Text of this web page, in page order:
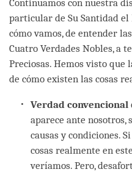
Continuamos con nuestra
particular de Su Santidad el
cómo vamos, de entender
Cuatro Verdades Nobles, a
Preciosas. Hemos visto que
de cómo existen las cosas
Verdad convencional
aparece ante nosotros,
causas y condiciones.
cosas realmente en
veríamos. Pero,